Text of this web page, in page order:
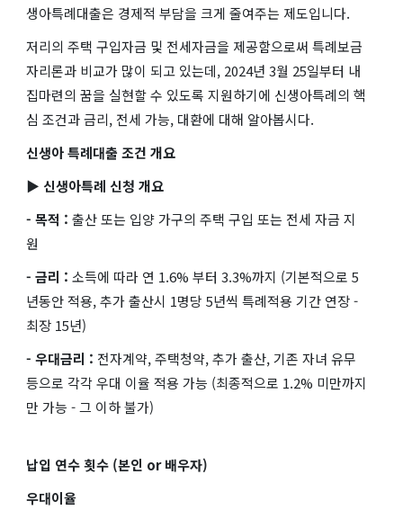
생아특례대출은 경제적 부담을 크게 줄여주는 제도입니다.
저리의 주택 구입자금 및 전세자금을 제공함으로써 특례보금
자리론과 비교가 많이 되고 있는데, 2024년 3월 25일부터 내
집마련의 꿈을 실현할 수 있도록 지원하기에 신생아특례의 핵
심 조건과 금리, 전세 가능, 대환에 대해 알아봅시다.
신생아 특례대출 조건 개요
▶ 신생아특례 신청 개요
- 목적 : 출산 또는 입양 가구의 주택 구입 또는 전세 자금 지
원
- 금리 : 소득에 따라 연 1.6% 부터 3.3%까지 (기본적으로 5
년동안 적용, 추가 출산시 1명당 5년씩 특례적용 기간 연장 -
최장 15년)
- 우대금리 : 전자계약, 주택청약, 추가 출산, 기존 자녀 유무
등으로 각각 우대 이율 적용 가능 (최종적으로 1.2% 미만까지
만 가능 - 그 이하 불가)
납입 연수 횟수 (본인 or 배우자)
우대이율